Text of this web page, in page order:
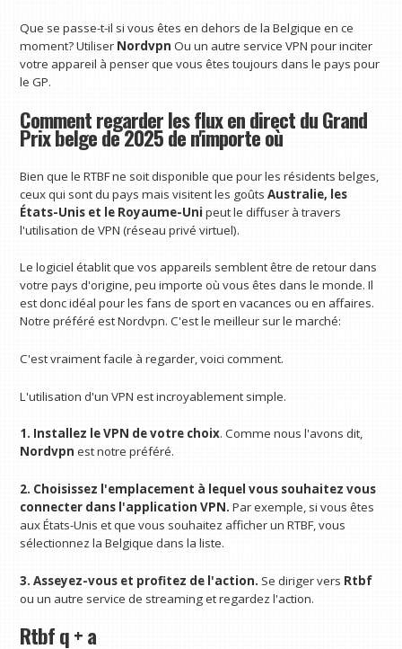
Que se passe-t-il si vous êtes en dehors de la Belgique en ce
moment? Utiliser Nordvpn Ou un autre service VPN pour inciter
votre appareil à penser que vous êtes toujours dans le pays pour
le GP.
Comment regarder les flux en direct du Grand
Prix belge de 2025 de n'importe où
Bien que le RTBF ne soit disponible que pour les résidents belges,
ceux qui sont du pays mais visitent les goûtsAustralie, les
États-Unis et le Royaume-Uni peut le diffuser à travers
l'utilisation de VPN (réseau privé virtuel).
Le logiciel établit que vos appareils semblent être de retour dans
votre pays d'origine, peu importe où vous êtes dans le monde. Il
est donc idéal pour les fans de sport en vacances ou en affaires.
Notre préféré est Nordvpn. C'est le meilleur sur le marché:
C'est vraiment facile à regarder, voici comment.
L'utilisation d'un VPN est incroyablement simple.
1. Installez le VPN de votre choix. Comme nous l'avons dit,
Nordvpn est notre préféré.
2. Choisissez l'emplacement à lequel vous souhaitez vous
connecter dans l'application VPN.Par exemple, si vous êtes
aux États-Unis et que vous souhaitez afficher un RTBF, vous
sélectionnez la Belgique dans la liste.
3. Asseyez-vous et profitez de l'action. Se diriger vers Rtbf
ou un autre service de streaming et regardez l'action.
Rtbf q + a